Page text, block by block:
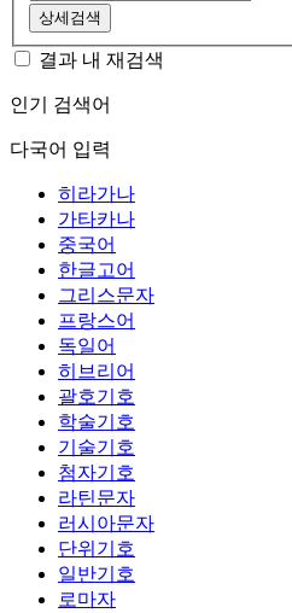
상세검색
결과 내 재검색
인기 검색어
다국어 입력
히라가나
가타카나
중국어
한글고어
그리스문자
프랑스어
독일어
히브리어
괄호기호
학술기호
기술기호
첨자기호
라틴문자
러시아문자
단위기호
일반기호
로마자